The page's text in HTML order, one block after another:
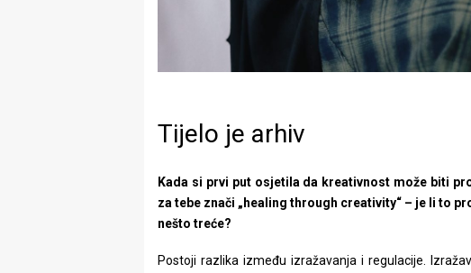
Tijelo je arhiv
Kada si prvi put osjetila da kreativnost može biti
za tebe znači „healing through creativity“ – je li to
nešto treće?
Postoji razlika između izražavanja i regulacije.